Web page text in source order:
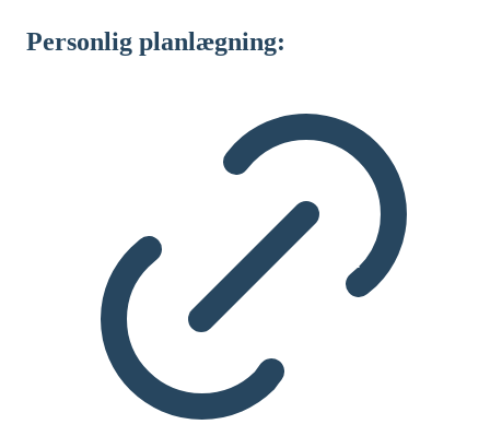
Personlig planlægning: